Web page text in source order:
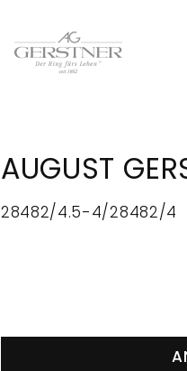
AUGUST
28482/4.5-4/28482/4